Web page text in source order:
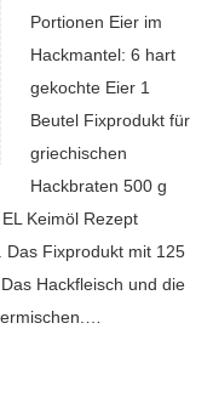
Portionen Eier im
Hackmantel: 6 hart
gekochte Eier 1
Beutel Fixprodukt für
griechischen
Hackbraten 500 g
Keimöl Rezept
Fixprodukt mit 125
Hackfleisch und die